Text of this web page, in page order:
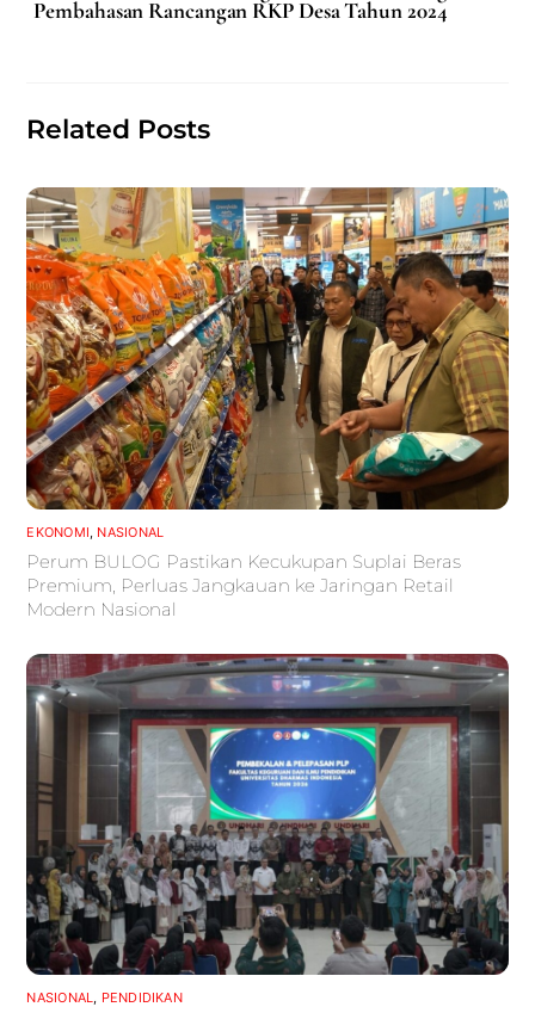
Pembahasan Rancangan RKP Desa Tahun 2024
Related Posts
EKONOMI, NASIONAL
Perum BULOG Pastikan Kecukupan Suplai Beras
Premium, Perluas Jangkauan ke Jaringan Retail
Modern Nasional
NASIONAL, PENDIDIKAN